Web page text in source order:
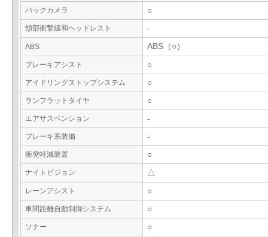
バックカメラ ○
頸部衝撃緩和ヘッドレスト -
ABS ABS（○）
ブレーキアシスト ○
アイドリングストップシステム ○
ランフラットタイヤ ○
エアサスペンション -
ブレーキ系装備 -
衝突軽減装置 ○
ナイトビジョン △
レーンアシスト ○
車間距離自動制御システム ○
ソナー ○